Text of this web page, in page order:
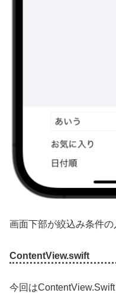
画面下部が絞込み条件の
ContentView.swift
今回はContentView.Swift